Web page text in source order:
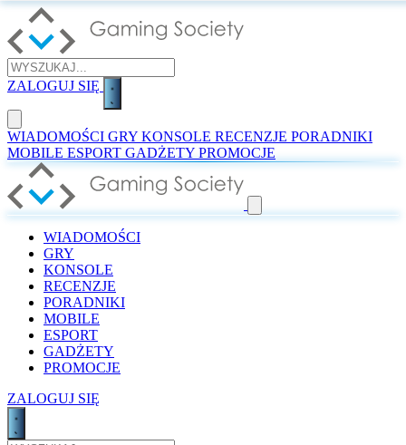
ZALOGUJ SIĘ
WIADOMOŚCI GRY KONSOLE RECENZJE PORADNIKI
MOBILE ESPORT GADŻETY PROMOCJE
WIADOMOŚCI
GRY
KONSOLE
RECENZJE
PORADNIKI
MOBILE
ESPORT
GADŻETY
PROMOCJE
ZALOGUJ SIĘ